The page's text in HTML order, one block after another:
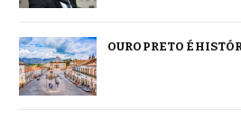
OURO PRETO É